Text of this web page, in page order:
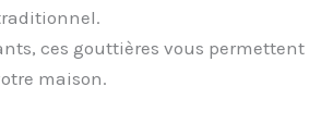
ces gouttières vous permettent
maison.